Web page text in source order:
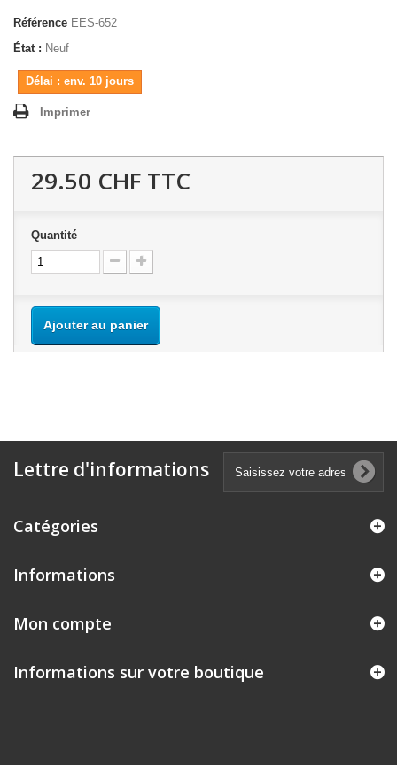
Référence EES-652
État : Neuf
Délai : env. 10 jours
Imprimer
29.50 CHF TTC
Quantité
Ajouter au panier
Lettre d'informations
Catégories
Informations
Mon compte
Informations sur votre boutique